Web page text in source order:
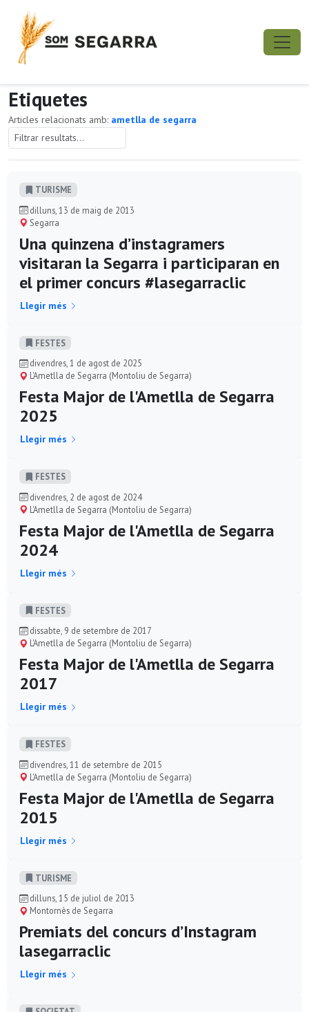
Etiquetes
Articles relacionats amb: ametlla de segarra
TURISME
dilluns, 13 de maig de 2013
Segarra
Una quinzena d’instagramers
visitaran la Segarra i participaran en
el primer concurs #lasegarraclic
Llegir més
FESTES
divendres, 1 de agost de 2025
L'Ametlla de Segarra (Montoliu de Segarra)
Festa Major de l'Ametlla de Segarra
2025
Llegir més
FESTES
divendres, 2 de agost de 2024
L'Ametlla de Segarra (Montoliu de Segarra)
Festa Major de l'Ametlla de Segarra
2024
Llegir més
FESTES
dissabte, 9 de setembre de 2017
L'Ametlla de Segarra (Montoliu de Segarra)
Festa Major de l'Ametlla de Segarra
2017
Llegir més
FESTES
divendres, 11 de setembre de 2015
L'Ametlla de Segarra (Montoliu de Segarra)
Festa Major de l'‪‎Ametlla de Segarra
2015
Llegir més
TURISME
dilluns, 15 de juliol de 2013
Montornès de Segarra
Premiats del concurs d’Instagram
lasegarraclic
Llegir més